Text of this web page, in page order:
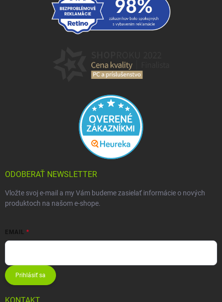
ODOBERAŤ NEWSLETTER
Vložte svoj e-mail a my Vám budeme zasielať informácie o nových
produktoch na našom e-shope.
EMAIL
Prihlásiť sa